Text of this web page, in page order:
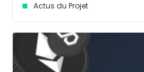
Actus du Projet